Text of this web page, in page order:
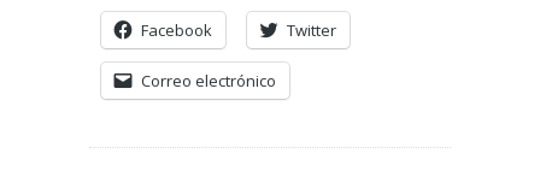
Facebook Twitter
Correo electrónico